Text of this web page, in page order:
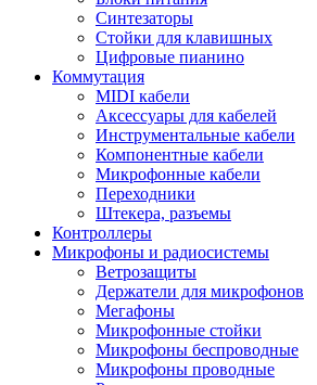
Синтезаторы
Стойки для клавишных
Цифровые пианино
Коммутация
MIDI кабели
Аксессуары для кабелей
Инструментальные кабели
Компонентные кабели
Микрофонные кабели
Переходники
Штекера, разъемы
Контроллеры
Микрофоны и радиосистемы
Ветрозащиты
Держатели для микрофонов
Мегафоны
Микрофонные стойки
Микрофоны беспроводные
Микрофоны проводные